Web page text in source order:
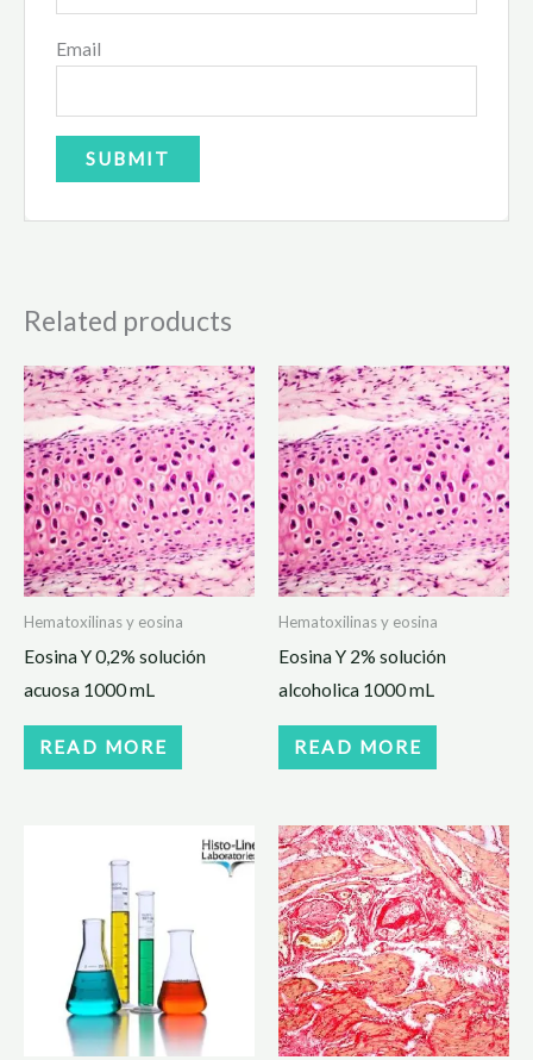
Email
Related products
Hematoxilinas y eosina
Eosina Y 0,2% solución
acuosa 1000 mL
READ MORE
Hematoxilinas y eosina
Eosina Y 2% solución
alcoholica 1000 mL
READ MORE